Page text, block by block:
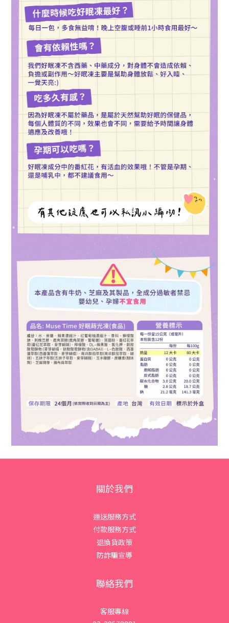
關於我們
運送服務方式
付款服務方式
退換貨政策
防詐騙宣導
聯絡我們
客服專線